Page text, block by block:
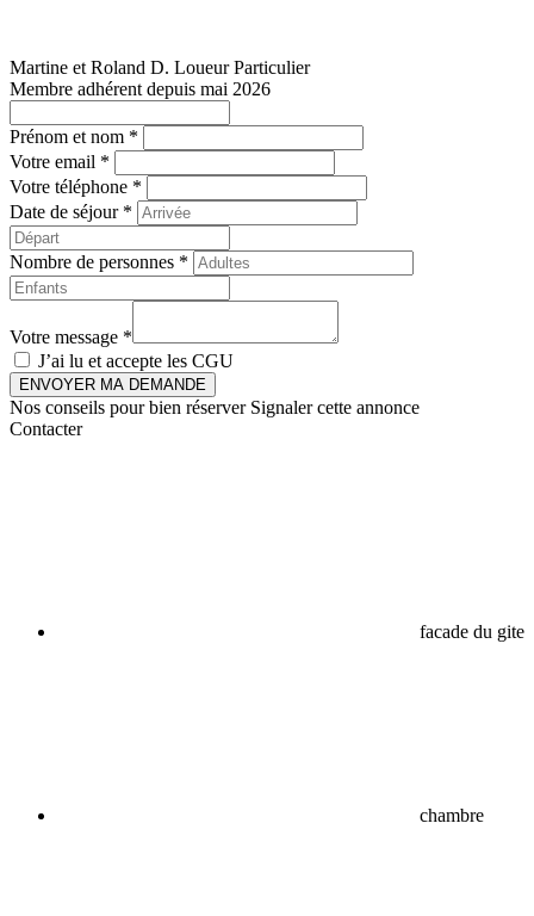
Martine et Roland D. Loueur Particulier
Membre adhérent depuis mai 2026
Prénom et nom *
Votre email *
Votre téléphone *
Date de séjour *
Nombre de personnes *
Votre message *
J’ai lu et accepte les CGU
ENVOYER MA DEMANDE
Nos conseils pour bien réserver Signaler cette annonce
Contacter
facade du gite
chambre